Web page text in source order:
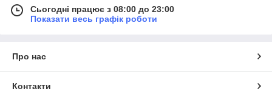
Сьогодні працює з 08:00 до 23:00
Показати весь графік роботи
Про нас
Контакти